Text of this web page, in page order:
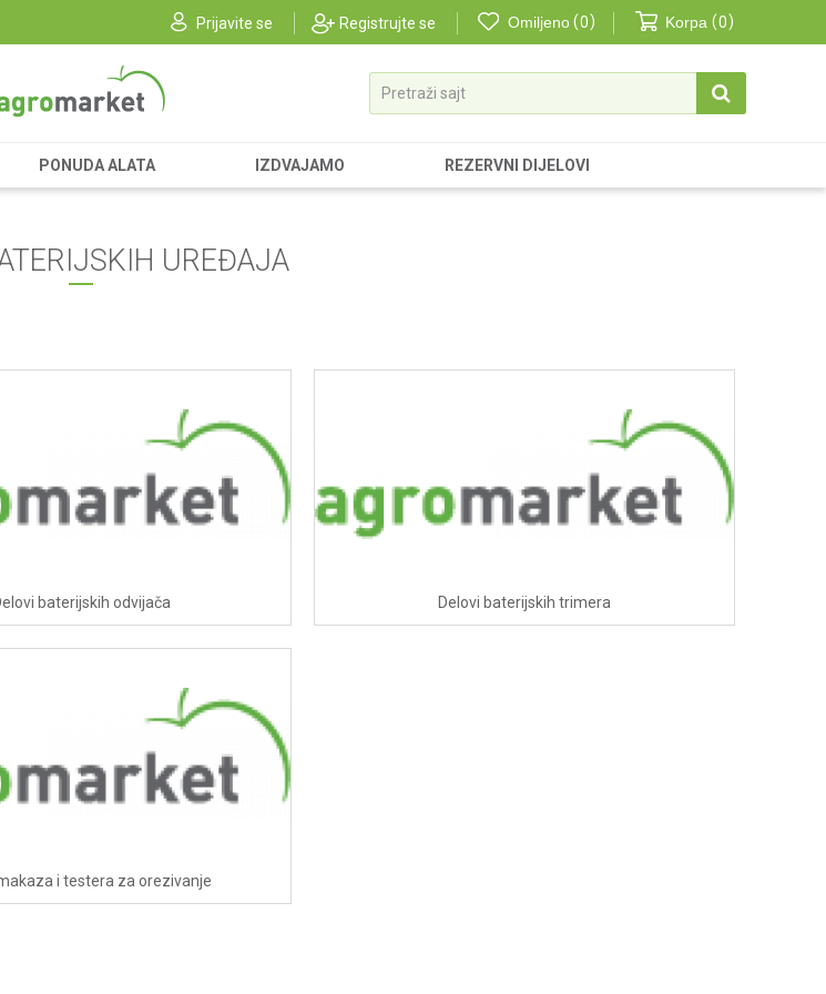
Prijavite se Registrujte se Omiljeno 0 Korpa 0
Pretraži sajt
PONUDA ALATA IZDVAJAMO REZERVNI DIJELOVI
UREĐAJA
baterijskih odvijača Delovi baterijskih trimera
i testera za orezivanje